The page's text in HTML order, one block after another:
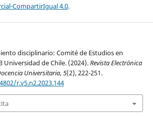
CompartirIgual 4.0.
disciplinario: Comité de Estudios en
Universidad de Chile. (2024).Revista Electrónica
Universitaria,5(2), 222-251.
r.v5.n2.2023.144